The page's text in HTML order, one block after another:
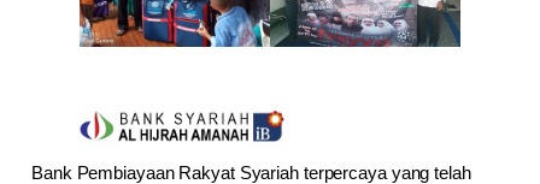
Bank Pembiayaan Rakyat Syariah terpercaya yang telah